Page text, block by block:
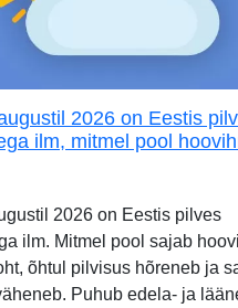
2026 on Eestis
ilm, mitmel pool
2026 on Eestis pilves
ilm. Mitmel pool sajab
õhtul pilvisus hõreneb ja
Puhub edela- ja